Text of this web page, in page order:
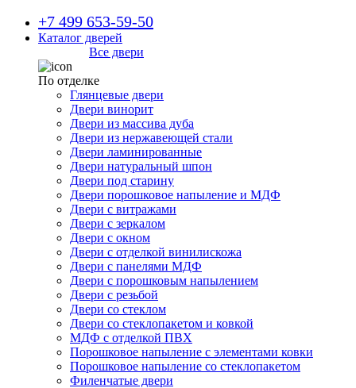
+7 499 653-59-50
Каталог дверей
Все двери
По отделке
Глянцевые двери
Двери винорит
Двери из массива дуба
Двери из нержавеющей стали
Двери ламинированные
Двери натуральный шпон
Двери под старину
Двери порошковое напыление и МДФ
Двери с витражами
Двери с зеркалом
Двери с окном
Двери с отделкой винилискожа
Двери с панелями МДФ
Двери с порошковым напылением
Двери с резьбой
Двери со стеклом
Двери со стеклопакетом и ковкой
МДФ с отделкой ПВХ
Порошковое напыление с элементами ковки
Порошковое напыление со стеклопакетом
Филенчатые двери